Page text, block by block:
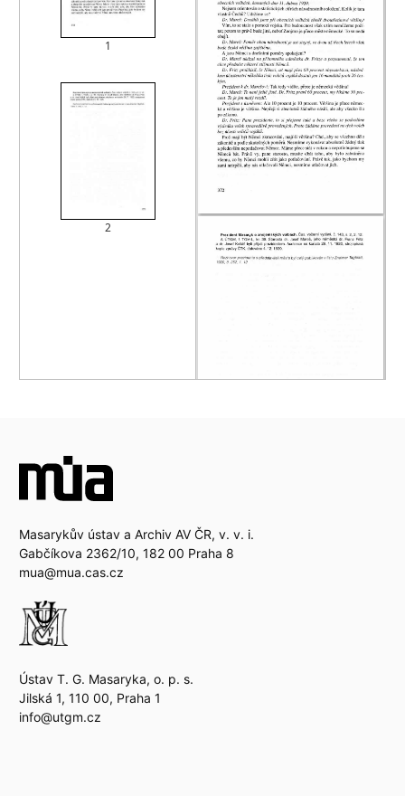
Masarykův ústav a Archiv AV ČR, v. v. i.
Gabčíkova 2362/10, 182 00 Praha 8
mua@mua.cas.cz
Ústav T. G. Masaryka, o. p. s.
Jilská 1, 110 00, Praha 1
info@utgm.cz